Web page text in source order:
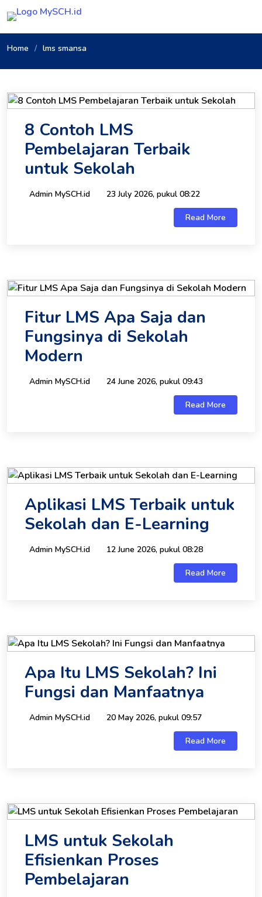
Home lms smansa
8 Contoh LMS
Pembelajaran Terbaik
untuk Sekolah
Admin MySCH.id 23 July 2026, pukul 08:22
Read More
Fitur LMS Apa Saja dan
Fungsinya di Sekolah
Modern
Admin MySCH.id 24 June 2026, pukul 09:43
Read More
Aplikasi LMS Terbaik untuk
Sekolah dan E-Learning
Admin MySCH.id 12 June 2026, pukul 08:28
Read More
Apa Itu LMS Sekolah? Ini
Fungsi dan Manfaatnya
Admin MySCH.id 20 May 2026, pukul 09:57
Read More
LMS untuk Sekolah
Efisienkan Proses
Pembelajaran